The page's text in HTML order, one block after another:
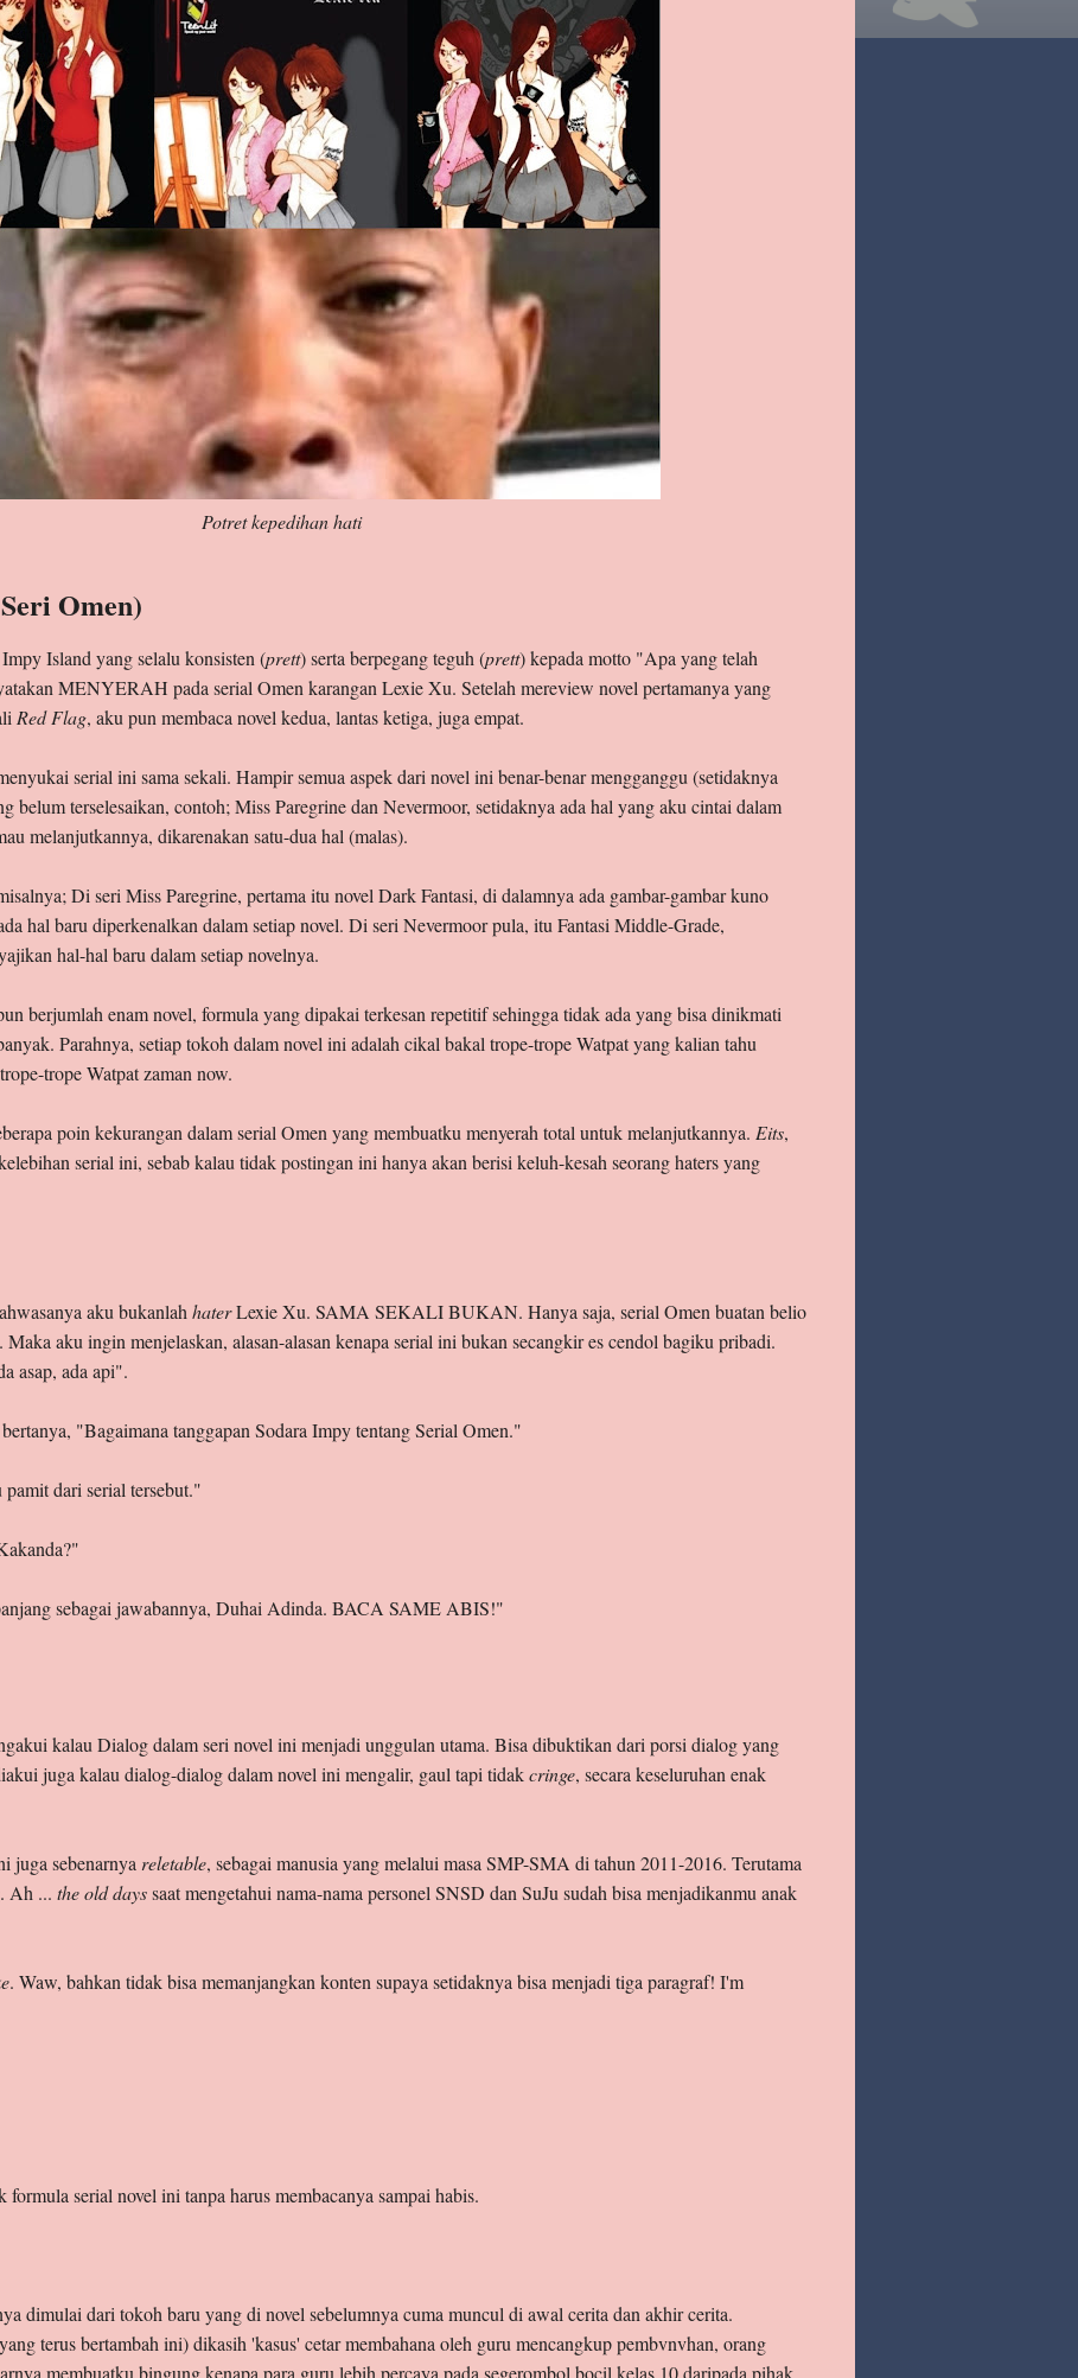
Potret kepedihan hati
Omen)
Island yang selalu konsisten (prett) serta berpegang teguh (prett) kepada motto "Apa yang telah
MENYERAH pada serial Omen karangan Lexie Xu. Setelah mereview novel pertamanya yang
Red Flag, aku pun membaca novel kedua, lantas ketiga, juga empat.
serial ini sama sekali. Hampir semua aspek dari novel ini benar-benar mengganggu (setidaknya
belum terselesaikan, contoh; Miss Paregrine dan Nevermoor, setidaknya ada hal yang aku cintai dalam
melanjutkannya, dikarenakan satu-dua hal (malas).
Di seri Miss Paregrine, pertama itu novel Dark Fantasi, di dalamnya ada gambar-gambar kuno
hal baru diperkenalkan dalam setiap novel. Di seri Nevermoor pula, itu Fantasi Middle-Grade,
hal-hal baru dalam setiap novelnya.
berjumlah enam novel, formula yang dipakai terkesan repetitif sehingga tidak ada yang bisa dinikmati
Parahnya, setiap tokoh dalam novel ini adalah cikal bakal trope-trope Watpat yang kalian tahu
trope Watpat zaman now.
poin kekurangan dalam serial Omen yang membuatku menyerah total untuk melanjutkannya. Eits,
serial ini, sebab kalau tidak postingan ini hanya akan berisi keluh-kesah seorang haters yang
aku bukanlah haterLexie Xu. SAMA SEKALI BUKAN. Hanya saja, serial Omen buatan belio
aku ingin menjelaskan, alasan-alasan kenapa serial ini bukan secangkir es cendol bagiku pribadi.
asap, ada api".
"Bagaimana tanggapan Sodara Impy tentang Serial Omen."
dari serial tersebut."
sebagai jawabannya, Duhai Adinda. BACA SAME ABIS!"
kalau Dialog dalam seri novel ini menjadi unggulan utama. Bisa dibuktikan dari porsi dialog yang
juga kalau dialog-dialog dalam novel ini mengalir, gaul tapi tidakcringe, secara keseluruhan enak
juga sebenarnya reletable, sebagai manusia yang melalui masa SMP-SMA di tahun 2011-2016. Terutama
Ah ... the old dayssaat mengetahui nama-nama personel SNSD dan SuJu sudah bisa menjadikanmu anak
. Waw, bahkan tidak bisa memanjangkan konten supaya setidaknya bisa menjadi tiga paragraf! I'm
formula serial novel ini tanpa harus membacanya sampai habis.
dimulai dari tokoh baru yang di novel sebelumnya cuma muncul di awal cerita dan akhir cerita.
terus bertambah ini) dikasih 'kasus' cetar membahana oleh guru mencangkup pembvnvhan, orang